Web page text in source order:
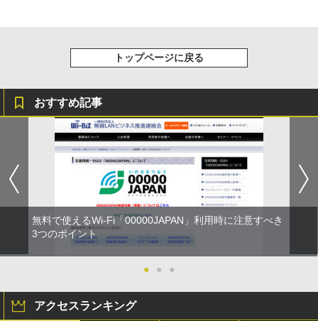
トップページに戻る
おすすめ記事
無料で使えるWi-Fi「00000JAPAN」利用時に注意すべき
3つのポイント
● ● ●
アクセスランキング